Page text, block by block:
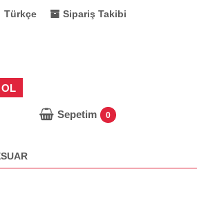
Sipariş Takibi
Türkçe
Sepetim 0